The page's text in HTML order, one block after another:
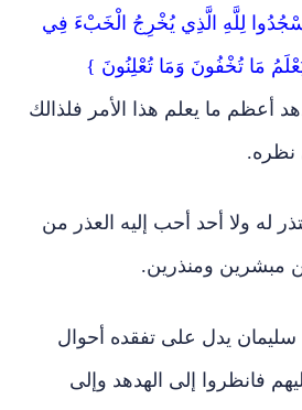
لِلَّهِ الَّذِي يُخْرِجُ الْخَبْءَ فِي
مَا تُخْفُونَ وَمَا تُعْلِنُونَ }
أعظم ما يعلم هذا الأمر فلذالك
نظره.
له ولا أحد أحب إليه العذر من
مبشرين ومنذرين.
يدل على تفقده أحوال
فانظروا إلى الهدهد وإلى